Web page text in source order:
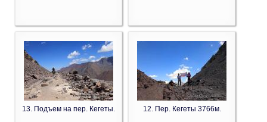
13. Подъем на пер. Кегеты. 12. Пер. Кегеты 3766м.